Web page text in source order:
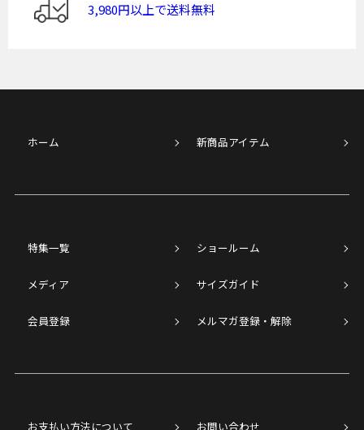
3,980円以上で送料無料
ホーム 新商品アイテム
特集一覧 ショールーム
メディア サイズガイド
会員登録 メルマガ登録・解除
お支払い方法について お問い合わせ